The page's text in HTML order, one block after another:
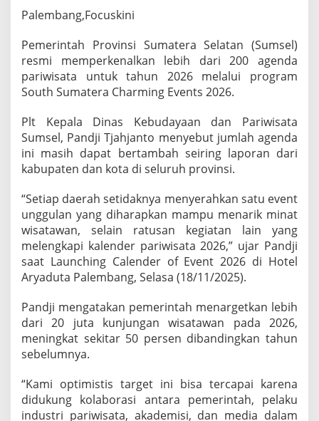
0
e
n
d
a
r
i
i
t
a
2
0
2
6
,
a
r
e
a
n
2
Palembang,Focuskini
Pemerintah Provinsi Sumatera Selatan (Sumsel)
resmi memperkenalkan lebih dari 200 agenda
pariwisata untuk tahun 2026 melalui program
South Sumatera Charming Events 2026.
Plt Kepala Dinas Kebudayaan dan Pariwisata
Sumsel, Pandji Tjahjanto menyebut jumlah agenda
ini masih dapat bertambah seiring laporan dari
kabupaten dan kota di seluruh provinsi.
“Setiap daerah setidaknya menyerahkan satu event
unggulan yang diharapkan mampu menarik minat
wisatawan, selain ratusan kegiatan lain yang
melengkapi kalender pariwisata 2026,” ujar Pandji
saat Launching Calender of Event 2026 di Hotel
Aryaduta Palembang, Selasa (18/11/2025).
Pandji mengatakan pemerintah menargetkan lebih
dari 20 juta kunjungan wisatawan pada 2026,
meningkat sekitar 50 persen dibandingkan tahun
sebelumnya.
“Kami optimistis target ini bisa tercapai karena
didukung kolaborasi antara pemerintah, pelaku
industri pariwisata, akademisi, dan media dalam